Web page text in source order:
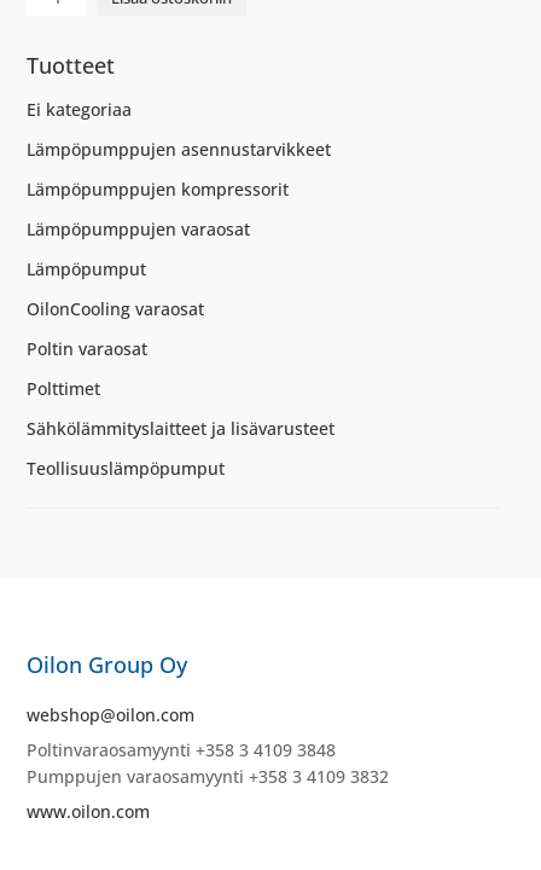
C
määrä
Tuotteet
Ei kategoriaa
Lämpöpumppujen asennustarvikkeet
Lämpöpumppujen kompressorit
Lämpöpumppujen varaosat
Lämpöpumput
OilonCooling varaosat
Poltin varaosat
Polttimet
Sähkölämmityslaitteet ja lisävarusteet
Teollisuuslämpöpumput
Oilon Group Oy
webshop@oilon.com
Poltinvaraosamyynti +358 3 4109 3848
Pumppujen varaosamyynti +358 3 4109 3832
www.oilon.com